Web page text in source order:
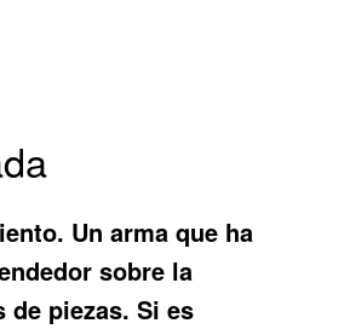
Un arma que ha
sobre la
piezas. Si es